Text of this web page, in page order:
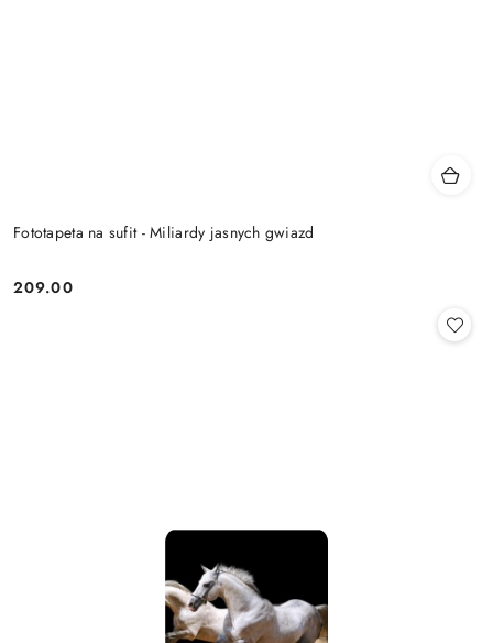
Fototapeta na sufit - Miliardy jasnych gwiazd
Cena:
209.00